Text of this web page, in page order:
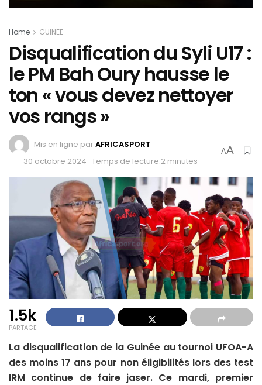
Home GUINEE
Disqualification du Syli U17 :
le PM Bah Oury hausse le
ton « vous devez nettoyer
vos rangs »
Mis en ligne parAFRICASPORT
30 octobre 2024 Temps de lecture:2 minutes
AA
1.5k
PARTAGE
La disqualification de la Guinée au tournoi UFOA-A
des moins 17 ans pour non éligibilités lors des test
IRM continue de faire jaser. Ce mardi, premier